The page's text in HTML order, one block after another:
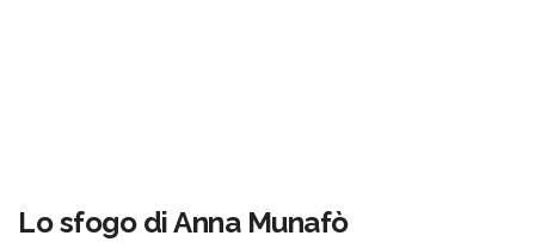
Lo sfogo di Anna Munafò